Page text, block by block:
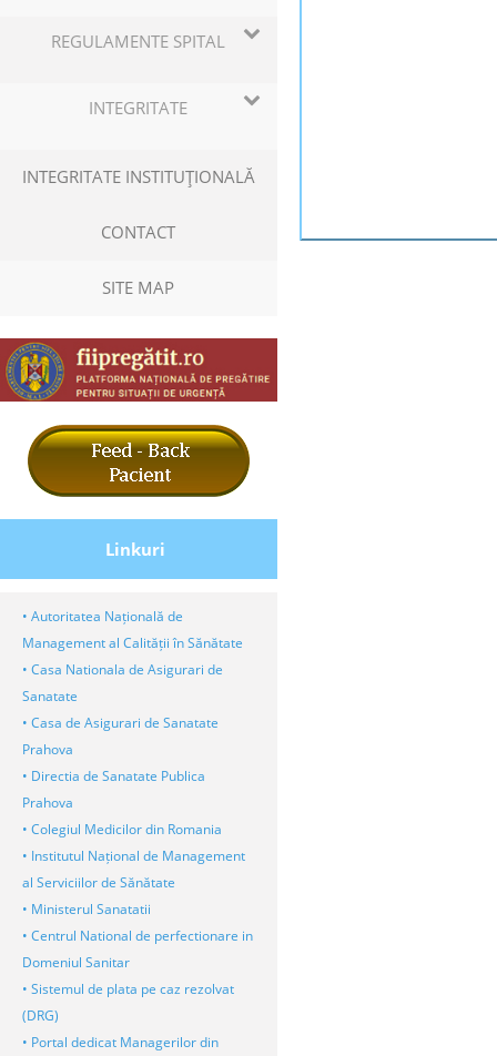
REGULAMENTE SPITAL
INTEGRITATE
INTEGRITATE INSTITUŢIONALĂ
CONTACT
SITE MAP
Linkuri
• Autoritatea Națională de
Management al Calității în Sănătate
• Casa Nationala de Asigurari de
Sanatate
• Casa de Asigurari de Sanatate
Prahova
• Directia de Sanatate Publica
Prahova
• Colegiul Medicilor din Romania
• Institutul Național de Management
al Serviciilor de Sănătate
• Ministerul Sanatatii
• Centrul National de perfectionare in
Domeniul Sanitar
• Sistemul de plata pe caz rezolvat
(DRG)
• Portal dedicat Managerilor din